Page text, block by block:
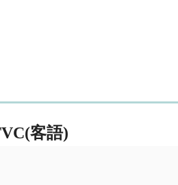
客語)